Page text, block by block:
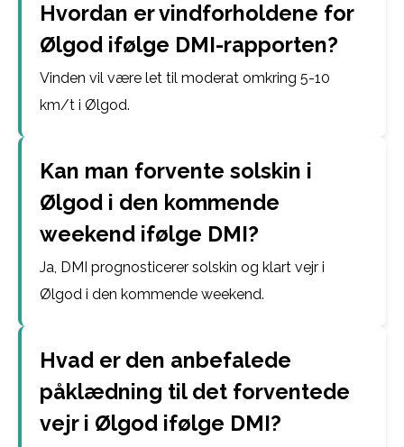
Hvordan er vindforholdene for
Ølgod ifølge DMI-rapporten?
Vinden vil være let til moderat omkring 5-10
km/t i Ølgod.
Kan man forvente solskin i
Ølgod i den kommende
weekend ifølge DMI?
Ja, DMI prognosticerer solskin og klart vejr i
Ølgod i den kommende weekend.
Hvad er den anbefalede
påklædning til det forventede
vejr i Ølgod ifølge DMI?